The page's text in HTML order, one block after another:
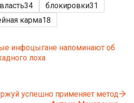
власть34 блокировки31
карма18
инфоцыгане напоминают об
лоха
успешно применяет метод